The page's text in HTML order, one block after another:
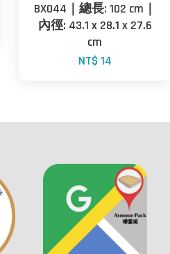
BX044｜總長: 102 cm｜
內徑: 43.1 x 28.1 x 27.6
cm
NT$ 14